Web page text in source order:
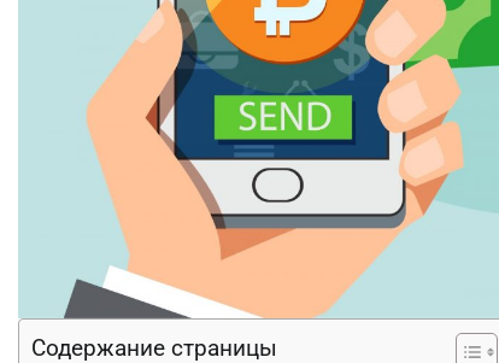
Содержание страницы